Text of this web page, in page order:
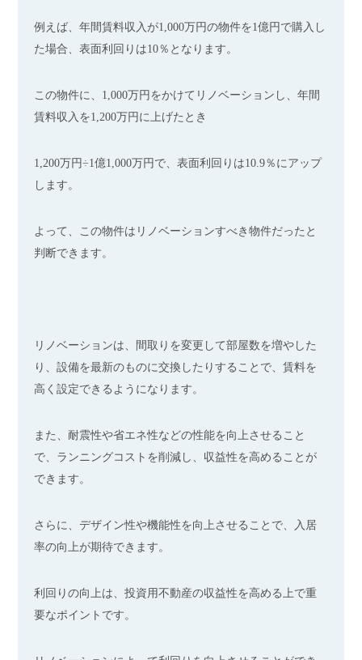
例えば、年間賃料収入が1,000万円の物件を1億円で購入し
た場合、表面利回りは10％となります。
この物件に、1,000万円をかけてリノベーションし、年間
賃料収入を1,200万円に上げたとき
1,200万円÷1億1,000万円で、表面利回りは10.9％にアップ
します。
よって、この物件はリノベーションすべき物件だったと
判断できます。
リノベーションは、間取りを変更して部屋数を増やした
り、設備を最新のものに交換したりすることで、賃料を
高く設定できるようになります。
また、耐震性や省エネ性などの性能を向上させること
で、ランニングコストを削減し、収益性を高めることが
できます。
さらに、デザイン性や機能性を向上させることで、入居
率の向上が期待できます。
利回りの向上は、投資用不動産の収益性を高める上で重
要なポイントです。